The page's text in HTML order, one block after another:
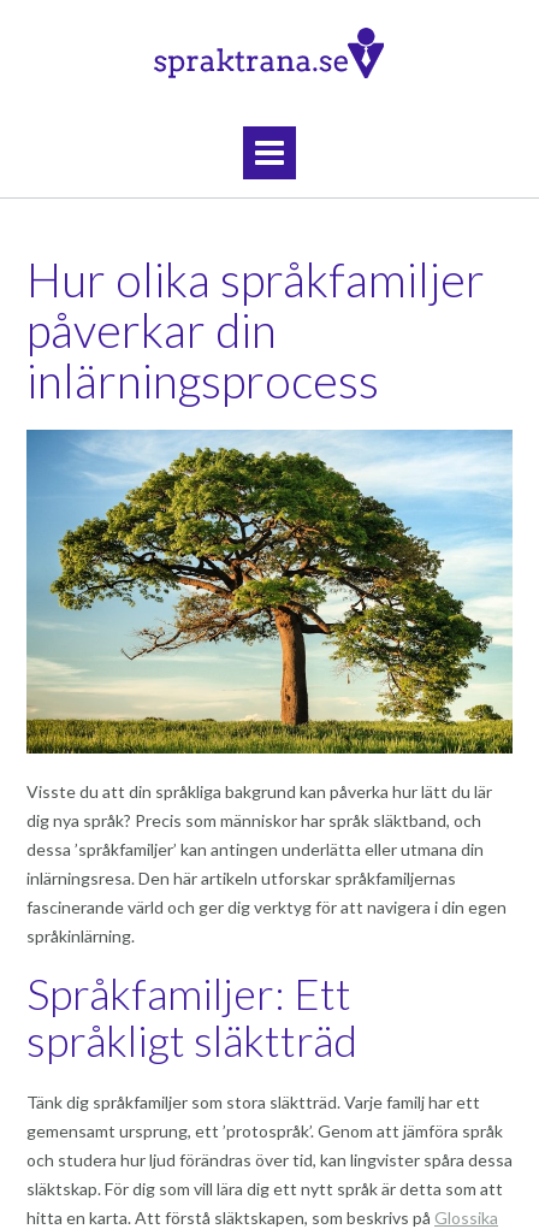
Hur olika språkfamiljer
påverkar din
inlärningsprocess
Visste du att din språkliga bakgrund kan påverka hur lätt du lär
dig nya språk? Precis som människor har språk släktband, och
dessa ’språkfamiljer’ kan antingen underlätta eller utmana din
inlärningsresa. Den här artikeln utforskar språkfamiljernas
fascinerande värld och ger dig verktyg för att navigera i din egen
språkinlärning.
Språkfamiljer: Ett
språkligt släktträd
Tänk dig språkfamiljer som stora släktträd. Varje familj har ett
gemensamt ursprung, ett ’protospråk’. Genom att jämföra språk
och studera hur ljud förändras över tid, kan lingvister spåra dessa
släktskap. För dig som vill lära dig ett nytt språk är detta som att
hitta en karta. Att förstå släktskapen, som beskrivs på Glossika